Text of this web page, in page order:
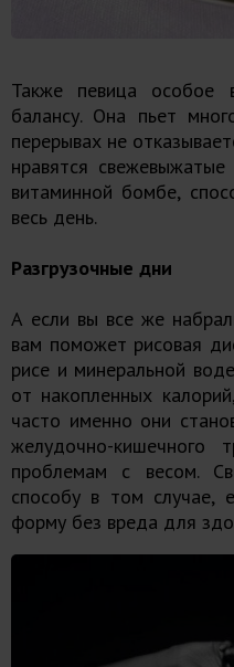
Также певица особое
балансу. Она пьет
перерывах не
нравятся
витаминной бомбе,
весь день.
Разгрузочные дни
А если вы все же
вам поможет рисовая
рисе и минеральной
от накопленных
часто именно они
желудочно-
проблемам с весом.
способу в том случае,
форму без вреда для